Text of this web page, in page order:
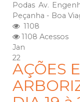
Podas Av.
Peçanha - Boa
1108
1108 Acessos
Jan
22
AÇÕES